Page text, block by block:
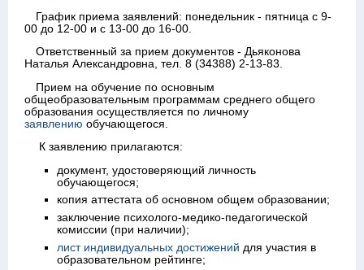
График приема заявлений: понедельник - пятница с 9-
00 до 12-00 и с 13-00 до 16-00.
Ответственный за прием документов - Дьяконова
Наталья Александровна, тел. 8 (34388) 2-13-83.
Прием на обучение по основным
общеобразовательным программам среднего общего
образования осуществляется по личному
заявлению обучающегося.
К заявлению прилагаются:
документ, удостоверяющий личность
обучающегося;
копия аттестата об основном общем образовании;
заключение психолого-медико-педагогической
комиссии (при наличии);
лист индивидуальных достижений для участия в
образовательном рейтинге;